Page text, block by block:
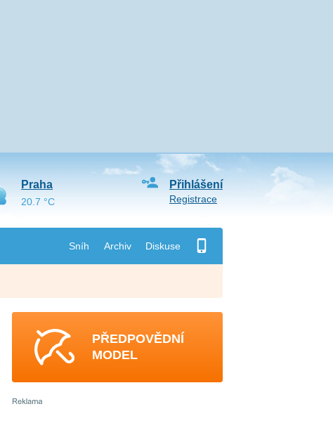
Sníh Archiv Diskuse
Přihlášení
Registrace
Praha
20.7 °C
PŘEDPOVĚDNÍ
MODEL